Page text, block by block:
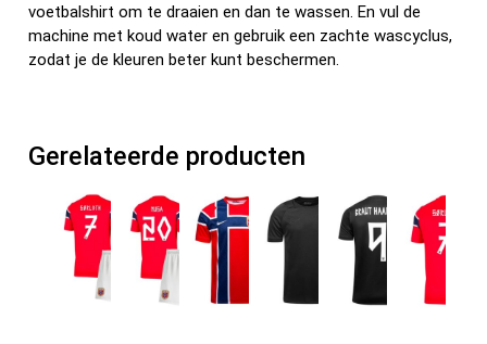
voetbalshirt om te draaien en dan te wassen. En vul de
machine met koud water en gebruik een zachte wascyclus,
zodat je de kleuren beter kunt beschermen.
Gerelateerde producten